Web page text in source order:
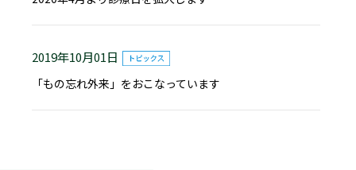
2019年10月01日
「もの忘れ外来」をおこなっています